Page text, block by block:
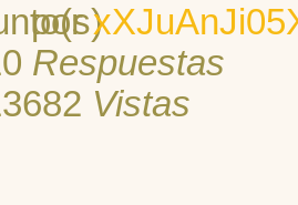
por
Respuestas
Vistas